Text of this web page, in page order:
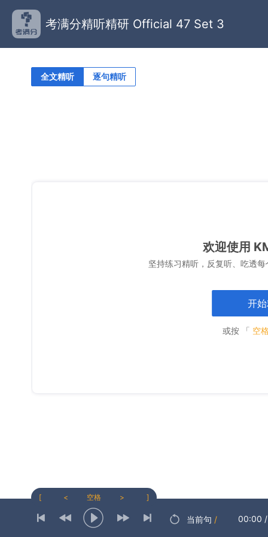
考满分精听精研 Official 47 Set 3
全文精听 逐句精听
欢迎使用
坚持练习精听，反复听、吃透
开
或按 「 空
[ < 空格 > ]
当前句 / 00:00 /